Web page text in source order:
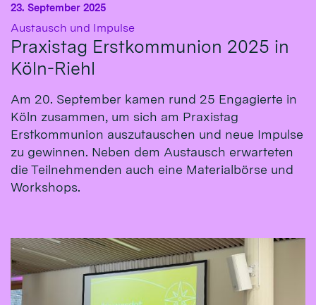
Austausch und Impulse
Praxistag Erstkommunion 2025 in
Köln-Riehl
23. September 2025
Am 20. September kamen rund 25 Engagierte in
Köln zusammen, um sich am Praxistag
Erstkommunion auszutauschen und neue Impulse
zu gewinnen. Neben dem Austausch erwarteten
die Teilnehmenden auch eine Materialbörse und
Workshops.